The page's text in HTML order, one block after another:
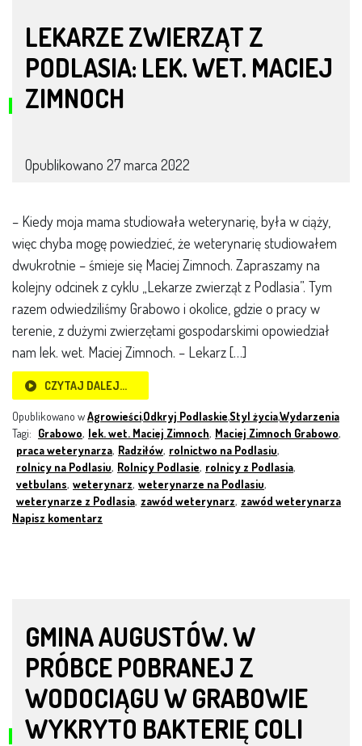
LEKARZE ZWIERZĄT Z
PODLASIA: LEK. WET. MACIEJ
ZIMNOCH
Opublikowano 27 marca 2022
– Kiedy moja mama studiowała weterynarię, była w ciąży,
więc chyba mogę powiedzieć, że weterynarię studiowałem
dwukrotnie – śmieje się Maciej Zimnoch. Zapraszamy na
kolejny odcinek z cyklu „Lekarze zwierząt z Podlasia”. Tym
razem odwiedziliśmy Grabowo i okolice, gdzie o pracy w
terenie, z dużymi zwierzętami gospodarskimi opowiedział
nam lek. wet. Maciej Zimnoch. – Lekarz […]
CZYTAJ DALEJ…
Opublikowano wAgrowieści,Odkryj Podlaskie,Styl życia,Wydarzenia
Tagi: Grabowo, lek. wet. Maciej Zimnoch, Maciej Zimnoch Grabowo,
praca weterynarza, Radziłów, rolnictwo na Podlasiu,
rolnicy na Podlasiu, Rolnicy Podlasie, rolnicy z Podlasia,
vetbulans, weterynarz, weterynarze na Podlasiu,
weterynarze z Podlasia, zawód weterynarz, zawód weterynarza
Napisz komentarz
GMINA AUGUSTÓW. W
PRÓBCE POBRANEJ Z
WODOCIĄGU W GRABOWIE
WYKRYTO BAKTERIĘ COLI